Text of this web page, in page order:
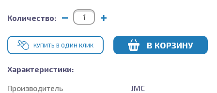
Количество:
КУПИТЬ В ОДИН КЛИК В КОРЗИНУ
Характеристики:
Производитель
JMC